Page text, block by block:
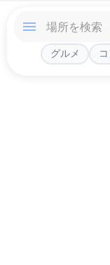
グルメ